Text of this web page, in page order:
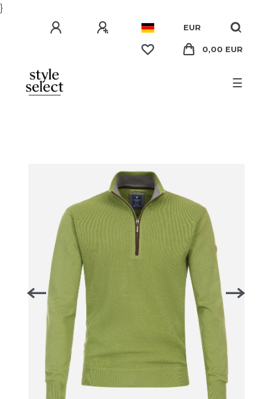
}
EUR
0,00 EUR
☰